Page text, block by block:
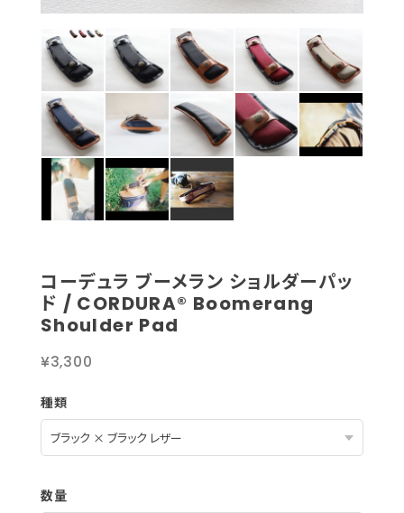
コーデュラ ブーメラン ショルダーパッ
ド / CORDURA® Boomerang
Shoulder Pad
¥3,300
種類
数量